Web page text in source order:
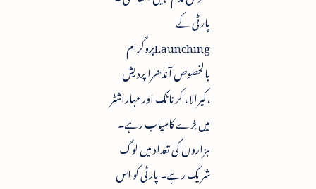
پارٹی کے
Launchingپروگرام
بالخصوص آندھرا پردیش
،کیرالا ، کرناٹک اور مہاراشٹر
میں بڑے کامیاب رہے۔
ہزاروں کی تعداد میں لوگ
شریک رہے۔ پارٹی کو اس